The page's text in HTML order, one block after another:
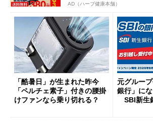
AD（ハーブ健康本舗）
「酷暑日」が生まれた昨今
「ペルチェ素子」付きの腰掛
けファンなら乗り切れる？
元グルー
銀行」に
SBI新生